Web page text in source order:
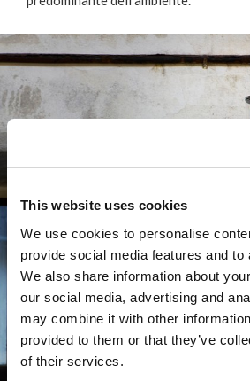
This website uses cookies
We use cookies to personalise
provide social media features and to
We also share information about
our social media, advertising and
may combine it with other
provided to them or that they’ve
of their services.